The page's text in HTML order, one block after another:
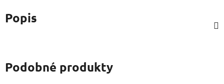
Popis
Podobné produkty